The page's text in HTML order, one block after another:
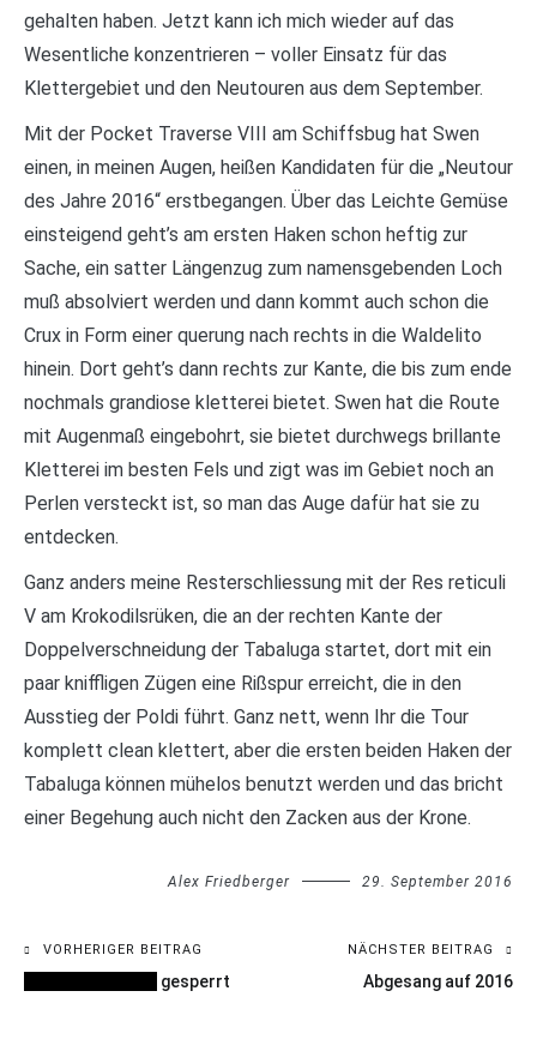
gehalten haben. Jetzt kann ich mich wieder auf das
Wesentliche konzentrieren – voller Einsatz für das
Klettergebiet und den Neutouren aus dem September.
Mit der Pocket Traverse VIII am Schiffsbug hat Swen
einen, in meinen Augen, heißen Kandidaten für die „Neutour
des Jahre 2016“ erstbegangen. Über das Leichte Gemüse
einsteigend geht’s am ersten Haken schon heftig zur
Sache, ein satter Längenzug zum namensgebenden Loch
muß absolviert werden und dann kommt auch schon die
Crux in Form einer querung nach rechts in die Waldelito
hinein. Dort geht’s dann rechts zur Kante, die bis zum ende
nochmals grandiose kletterei bietet. Swen hat die Route
mit Augenmaß eingebohrt, sie bietet durchwegs brillante
Kletterei im besten Fels und zigt was im Gebiet noch an
Perlen versteckt ist, so man das Auge dafür hat sie zu
entdecken.
Ganz anders meine Resterschliessung mit der Res reticuli
V am Krokodilsrüken, die an der rechten Kante der
Doppelverschneidung der Tabaluga startet, dort mit ein
paar kniffligen Zügen eine Rißspur erreicht, die in den
Ausstieg der Poldi führt. Ganz nett, wenn Ihr die Tour
komplett clean klettert, aber die ersten beiden Haken der
Tabaluga können mühelos benutzt werden und das bricht
einer Begehung auch nicht den Zacken aus der Krone.
Alex Friedberger 29. September 2016
Beitragsnavigation
VORHERIGER BEITRAG
gesperrt
NÄCHSTER BEITRAG
Abgesang auf 2016